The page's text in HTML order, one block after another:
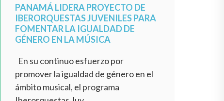
PANAMÁ LIDERA PROYECTO DE
IBERORQUESTAS JUVENILES PARA
FOMENTAR LA IGUALDAD DE
GÉNERO EN LA MÚSICA
En su continuo esfuerzo por
promover la igualdad de género en el
ámbito musical, el programa